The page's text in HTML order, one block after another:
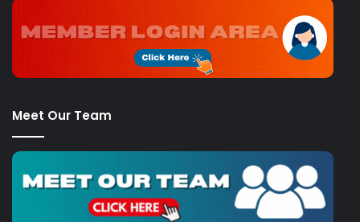
Meet Our Team